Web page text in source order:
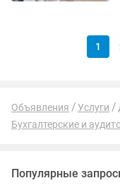
1
Объявления Услуги
Бухгалтерские и
Популярные